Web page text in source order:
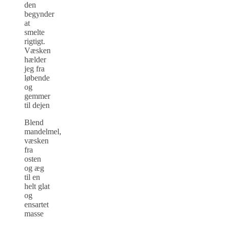
den
begynder
at
smelte
rigtigt.
Væsken
hælder
jeg fra
løbende
og
gemmer
til dejen
Blend
mandelmel,
væsken
fra
osten
og æg
til en
helt glat
og
ensartet
masse